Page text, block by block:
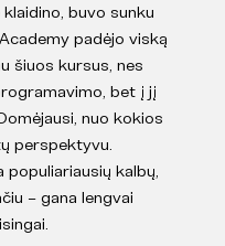
buvo sunku
padėjo viską
šiuos kursus, nes
bet į jį
nuo kokios
perspektyvu.
populiariausių kalbų,
– gana lengvai